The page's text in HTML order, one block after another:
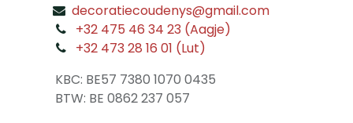
decoratiecoudenys@gmail.com
+32 475 46 34 23 (Aagje)
+32 473 28 16 01 (Lut)
KBC: BE57 7380 1070 0435
​ BTW: BE 0862 237 057